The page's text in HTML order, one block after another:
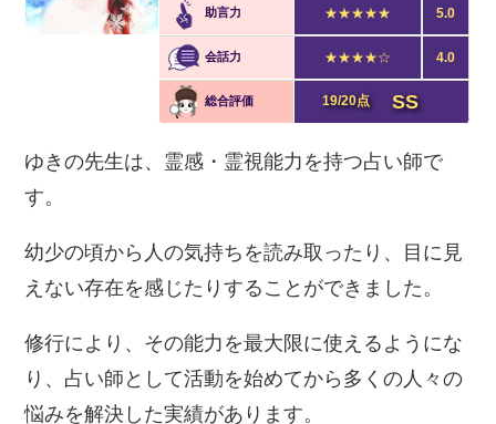
助言力 ★★★★★ 5.0
会話力 ★★★★☆ 4.0
総合評価 19/20点 SS
ゆきの先生は、霊感・霊視能力を持つ占い師で
す。
幼少の頃から人の気持ちを読み取ったり、目に見
えない存在を感じたりすることができました。
修行により、その能力を最大限に使えるようにな
り、占い師として活動を始めてから多くの人々の
悩みを解決した実績があります。